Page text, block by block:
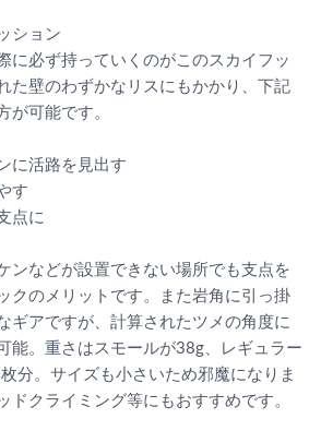
ション
に必ず持っていくのがこのスカイフッ
た壁のわずかなリスにもかかり、下記
が可能です。
に活路を見出す
す
点に
ンなどが設置できない場所でも支点を
クのメリットです。また岩角に引っ掛
ギアですが、計算されたツメの角度に
能。重さはスモールが38g、レギュラー
分。サイズも小さいため邪魔になりま
ドクライミング等にもおすすめです。